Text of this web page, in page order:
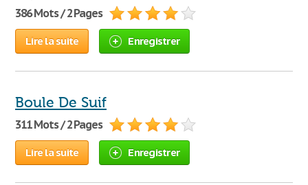
386 Mots / 2 Pages
Lire la suite Enregistrer
Boule De Suif
311 Mots / 2 Pages
Lire la suite Enregistrer